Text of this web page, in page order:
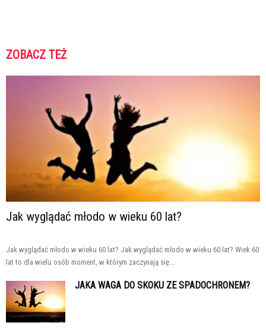
ZOBACZ TEŻ
Jak wyglądać młodo w wieku 60 lat?
Jak wyglądać młodo w wieku 60 lat? Jak wyglądać młodo w wieku 60 lat? Wiek 60
lat to dla wielu osób moment, w którym zaczynają się...
JAKA WAGA DO SKOKU ZE SPADOCHRONEM?